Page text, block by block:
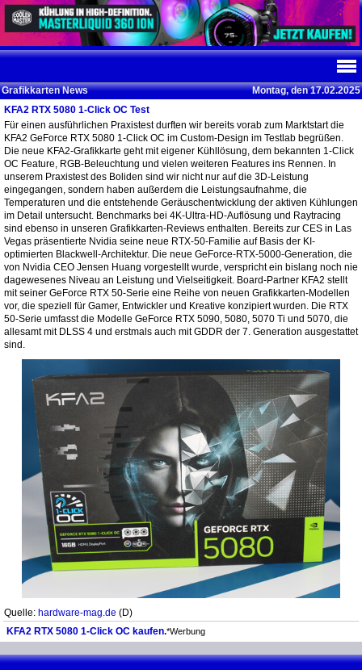
Grafikkarten News
Montag, den 17.02.2025
KFA2 RTX 5080 1-Click OC Test
Für einen ausführlichen Praxistest durften wir bereits vorab zum Marktstart die
KFA2 GeForce RTX 5080 1-Click OC im Custom-Design im Testlab begrüßen.
Die neue KFA2-Grafikkarte geht mit eigener Kühllösung, dem bekannten 1-Click
OC Feature, RGB-Beleuchtung und vielen weiteren Features ins Rennen. In
unserem Praxistest des Boliden sind wir nicht nur auf die 3D-Leistung
eingegangen, sondern haben außerdem die Leistungsaufnahme, die
Temperaturen und die entstehende Geräuschentwicklung der aktiven Kühlungen
im Detail untersucht. Benchmarks bei 4K-Ultra-HD-Auflösung und Raytracing
sind ebenso in unseren Grafikkarten-Reviews enthalten. Bereits zur CES in Las
Vegas präsentierte Nvidia seine neue RTX-50-Familie auf Basis der KI-
optimierten Blackwell-Architektur. Die neue GeForce-RTX-5000-Generation, die
von Nvidia CEO Jensen Huang vorgestellt wurde, verspricht ein bislang noch nie
dagewesenes Niveau an Leistung und Vielseitigkeit. Board-Partner KFA2 stellt
mit seiner GeForce RTX 50-Serie eine Reihe von neuen Grafikkarten-Modellen
vor, die speziell für Gamer, Entwickler und Kreative konzipiert wurden. Die RTX
50-Serie umfasst die Modelle GeForce RTX 5090, 5080, 5070 Ti und 5070, die
allesamt mit DLSS 4 und erstmals auch mit GDDR der 7. Generation ausgestattet
sind.
Quelle: hardware-mag.de (D)
KFA2 RTX 5080 1-Click OC kaufen.*Werbung